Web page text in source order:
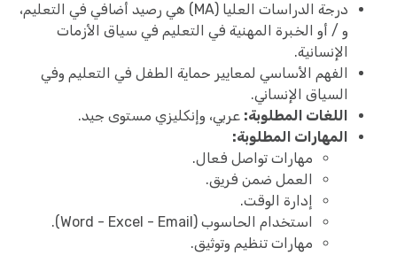
درجة الدراسات العليا (MA) هي رصيد أضافي في التعليم،
و / أو الخبرة المهنية في التعليم في سياق الأزمات
الإنسانية.
الفهم الأساسي لمعايير حماية الطفل في التعليم وفي
السياق الإنساني.
اللغات المطلوبة: عربي، وإنكليزي مستوى جيد.
المهارات المطلوبة:
مهارات تواصل فعال.
العمل ضمن فريق.
إدارة الوقت.
استخدام الحاسوب (Word - Excel - Email).
مهارات تنظيم وتوثيق.